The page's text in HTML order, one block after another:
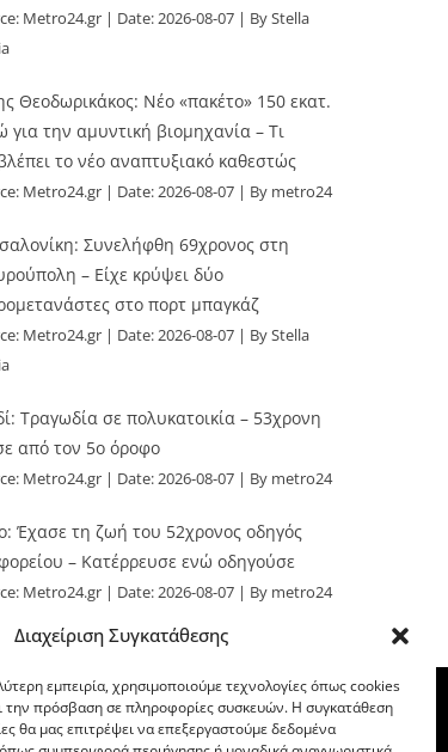
Διαχείριση Συγκατάθεσης
εμπειρία, χρησιμοποιούμε τεχνολογίες όπως cookies
την πρόσβαση σε πληροφορίες συσκευών. Η συγκατάθεση
θα μας επιτρέψει να επεξεργαστούμε δεδομένα
Metro24.gr Date: 2026-08-07
By Stella
Θεοδωρικάκος: Νέο «πακέτο» 150 εκατ.
για την αμυντική βιομηχανία – Τι
το νέο αναπτυξιακό καθεστώς
Metro24.gr Date: 2026-08-07 By metro24
Συνελήφθη 69χρονος στη
– Είχε κρύψει δύο
στο πορτ μπαγκάζ
Metro24.gr Date: 2026-08-07
By Stella
Τραγωδία σε πολυκατοικία – 53χρονη
από τον 5ο όροφο
Metro24.gr Date: 2026-08-07 By metro24
Έχασε τη ζωή του 52χρονος οδηγός
– Κατέρρευσε ενώ οδηγούσε
Metro24.gr Date: 2026-08-07 By metro24